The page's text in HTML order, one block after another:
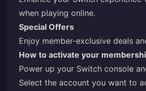
when playing online.
Special Offers
Enjoy member-exclusive deals
How to activate your
Power up your Switch console
Select the account you want to